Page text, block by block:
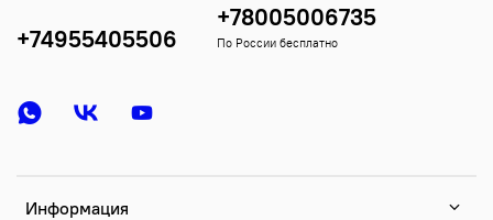
Информация
+74955405506
+78005006735
По России бесплатно